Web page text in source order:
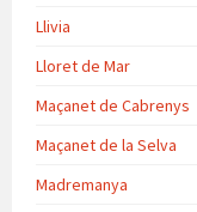
Llivia
Lloret de Mar
Maçanet de Cabrenys
Maçanet de la Selva
Madremanya